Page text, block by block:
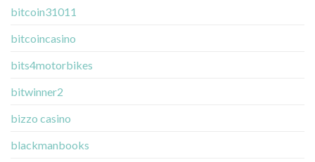
bitcoin31011
bitcoincasino
bits4motorbikes
bitwinner2
bizzo casino
blackmanbooks